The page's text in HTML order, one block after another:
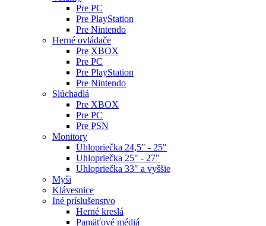
Pre PC
Pre PlayStation
Pre Nintendo
Herné ovládače
Pre XBOX
Pre PC
Pre PlayStation
Pre Nintendo
Slúchadlá
Pre XBOX
Pre PC
Pre PSN
Monitory
Uhlopriečka 24,5" - 25"
Uhlopriečka 25" - 27"
Uhlopriečka 33" a vyššie
Myši
Klávesnice
Iné príslušenstvo
Herné kreslá
Pamäťové médiá